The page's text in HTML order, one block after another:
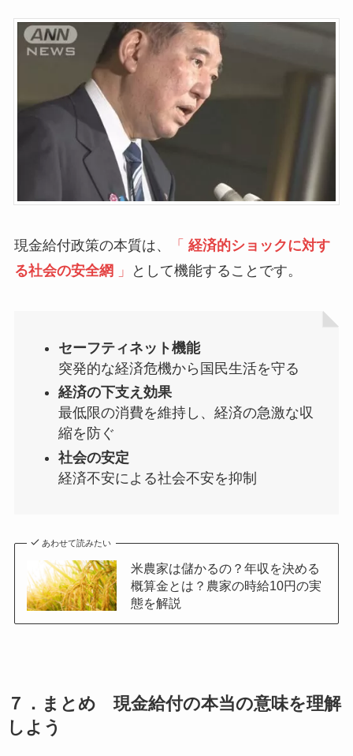
現金給付政策の本質は、 「 経済的ショックに対す
る社会の安全網 」 として機能することです。
セーフティネット機能
突発的な経済危機から国民生活を守る
経済の下支え効果
最低限の消費を維持し、経済の急激な収
縮を防ぐ
社会の安定
経済不安による社会不安を抑制
あわせて読みたい
米農家は儲かるの？年収を決める
概算金とは？農家の時給10円の実
態を解説
７． まとめ 現金給付の本当の意味を理解
しよう